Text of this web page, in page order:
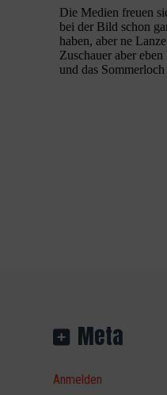
Meta
Anmelden